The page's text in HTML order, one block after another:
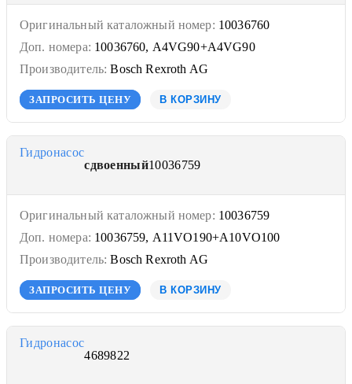
Оригинальный каталожный номер: 10036760
Доп. номера: 10036760, A4VG90+A4VG90
Производитель: Bosch Rexroth AG
ЗАПРОСИТЬ ЦЕНУ В КОРЗИНУ
Гидронасос
сдвоенный10036759
Оригинальный каталожный номер: 10036759
Доп. номера: 10036759, A11VO190+A10VO100
Производитель: Bosch Rexroth AG
ЗАПРОСИТЬ ЦЕНУ В КОРЗИНУ
Гидронасос
4689822